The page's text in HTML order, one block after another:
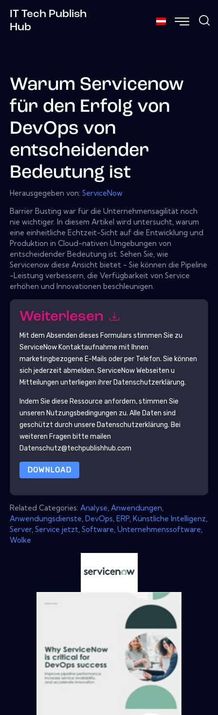
IT Tech Publish
Hub
Warum Servicenow
für den Erfolg von
DevOps von
entscheidender
Bedeutung ist
Herausgegeben von: ServiceNow
Barrier Busting war für die Unternehmensagilität noch
nie wichtiger. In diesem Artikel wird untersucht, warum
eine einheitliche Echtzeit-Sicht auf die Entwicklung und
Produktion in Cloud-nativen Umgebungen von
entscheidender Bedeutung ist. Sehen Sie, wie
Servicenow diese Ansicht bietet - Sie können die Pipeline
-Leistung verbessern, die Verfügbarkeit von Service
erhöhen und Innovationen beschleunigen.
Weiterlesen
Mit dem Absenden dieses Formulars stimmen Sie zu
ServiceNowKontaktaufnahme mit Ihnen
marketingbezogene E-Mails oder per Telefon. Sie können
sich jederzeit abmelden. ServiceNowWebseiten u
Mitteilungen unterliegen ihrer Datenschutzerklärung.
Indem Sie diese Ressource anfordern, stimmen Sie
unseren Nutzungsbedingungen zu. Alle Daten sind
geschützt durch unsere Datenschutzerklärung. Bei
weiteren Fragen bitte mailen
Datenschutz@techpublishhub.com
DOWNLOAD
Related Categories: Analyse Anwendungen
Anwendungsdienste DevOps ERP Künstliche Intelligenz
Server, Service jetzt Software Unternehmenssoftware
Wolke